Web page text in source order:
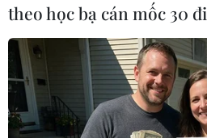
theo học bạ cán mốc 30